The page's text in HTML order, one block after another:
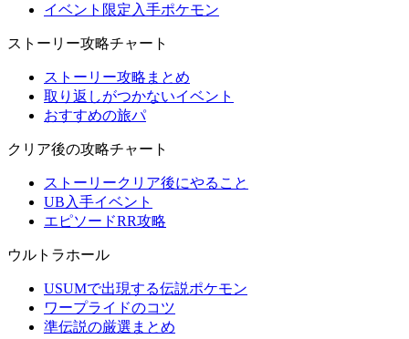
イベント限定入手ポケモン
ストーリー攻略チャート
ストーリー攻略まとめ
取り返しがつかないイベント
おすすめの旅パ
クリア後の攻略チャート
ストーリークリア後にやること
UB入手イベント
エピソードRR攻略
ウルトラホール
USUMで出現する伝説ポケモン
ワープライドのコツ
準伝説の厳選まとめ